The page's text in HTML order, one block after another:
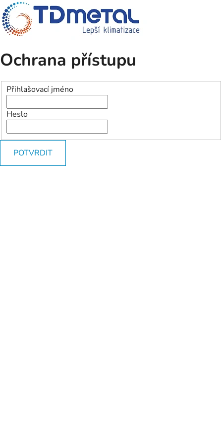
Ochrana přístupu
Přihlašovací jméno
Heslo
POTVRDIT